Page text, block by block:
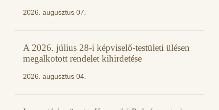
2026. augusztus 07.
A 2026. július 28-i képviselő-testületi ülésen
megalkotott rendelet kihirdetése
2026. augusztus 04.